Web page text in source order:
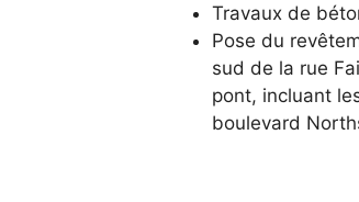
Travaux de
Pose du
sud de la rue
pont, incluant
boulevard